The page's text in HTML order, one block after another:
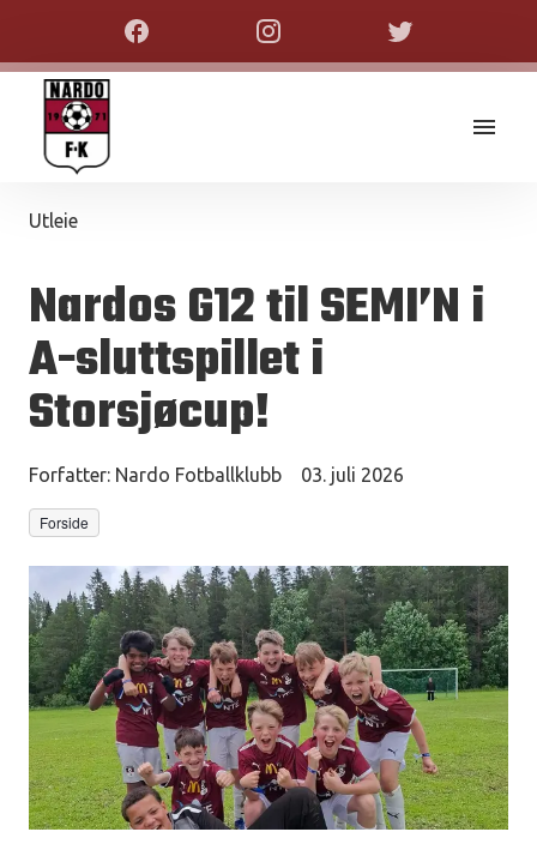
Utleie
Nardos G12 til SEMI’N i
A-sluttspillet i
Storsjøcup!
Forfatter: Nardo Fotballklubb 03. juli 2026
Forside